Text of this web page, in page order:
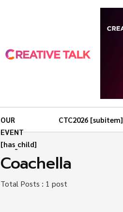
OUR
EVENT
[has_child]
CTC2026 [subitem]
Coachella
Total Posts : 1 post